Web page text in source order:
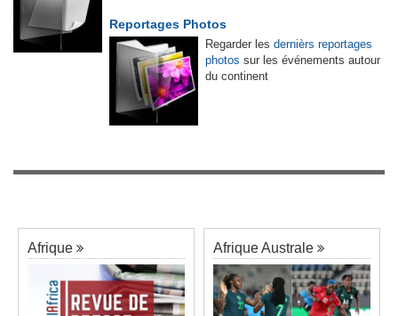
Reportages Photos
Regarder les dernièrs reportages
photos sur les événements autour
du continent
Afrique Afrique Australe